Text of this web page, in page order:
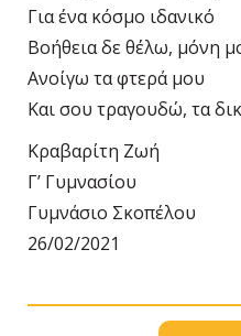
Για ένα κόσμο ιδανικό
Βοήθεια δε θέλω, μόνη
Ανοίγω τα φτερά μου
Και σου τραγουδώ, τα
Κραβαρίτη Ζωή
Γ’ Γυμνασίου
Γυμνάσιο Σκοπέλου
26/02/2021